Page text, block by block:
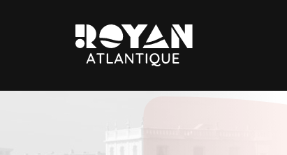
Royan
Prestataires